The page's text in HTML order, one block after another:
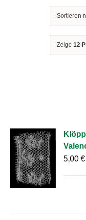
Sortieren
Zeige 12
5,00€